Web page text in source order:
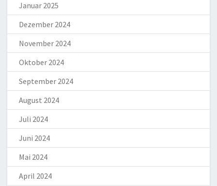
Januar 2025
Dezember 2024
November 2024
Oktober 2024
September 2024
August 2024
Juli 2024
Juni 2024
Mai 2024
April 2024